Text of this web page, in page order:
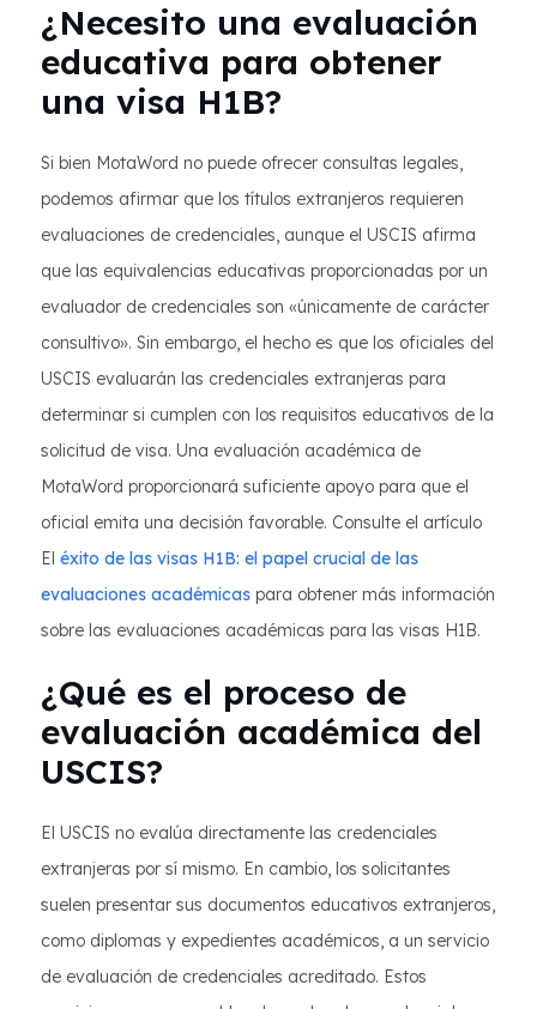
¿Necesito una evaluación
educativa para obtener
una visa H1B?
Si bien MotaWord no puede ofrecer consultas legales,
podemos afirmar que los títulos extranjeros requieren
evaluaciones de credenciales, aunque el USCIS afirma
que las equivalencias educativas proporcionadas por un
evaluador de credenciales son «únicamente de carácter
consultivo». Sin embargo, el hecho es que los oficiales del
USCIS evaluarán las credenciales extranjeras para
determinar si cumplen con los requisitos educativos de la
solicitud de visa. Una evaluación académica de
MotaWord proporcionará suficiente apoyo para que el
oficial emita una decisión favorable. Consulte el artículo
El éxito de las visas H1B: el papel crucial de las
evaluaciones académicas para obtener más información
sobre las evaluaciones académicas para las visas H1B.
¿Qué es el proceso de
evaluación académica del
USCIS?
El USCIS no evalúa directamente las credenciales
extranjeras por sí mismo. En cambio, los solicitantes
suelen presentar sus documentos educativos extranjeros,
como diplomas y expedientes académicos, a un servicio
de evaluación de credenciales acreditado. Estos